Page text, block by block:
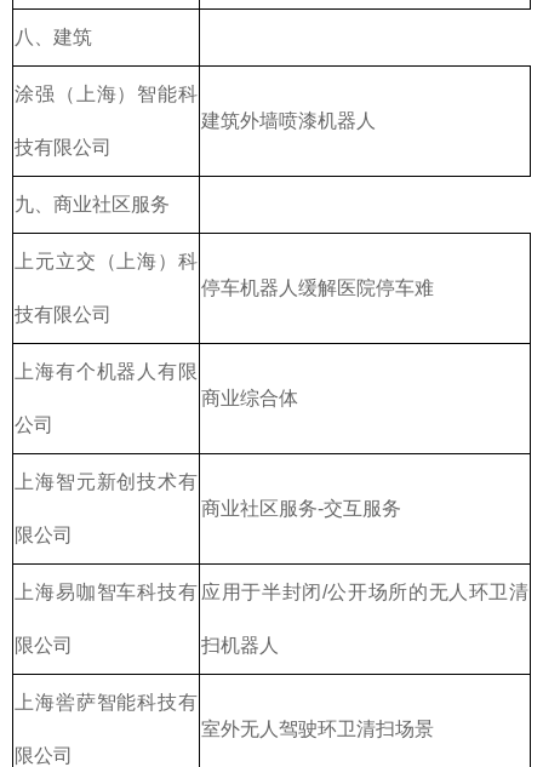
八、建筑
涂强（上海）智能科
技有限公司
建筑外墙喷漆机器人
九、商业社区服务
上元立交（上海）科
技有限公司
停车机器人缓解医院停车难
上海有个机器人有限
公司
商业综合体
上海智元新创技术有
限公司
商业社区服务-交互服务
上海易咖智车科技有
限公司
应用于半封闭/公开场所的无人环卫清
扫机器人
上海喾萨智能科技有
限公司
室外无人驾驶环卫清扫场景